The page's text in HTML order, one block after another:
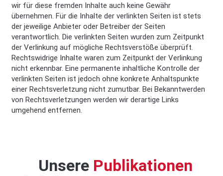
wir für diese fremden Inhalte auch keine Gewähr
übernehmen. Für die Inhalte der verlinkten Seiten ist stets
der jeweilige Anbieter oder Betreiber der Seiten
verantwortlich. Die verlinkten Seiten wurden zum Zeitpunkt
der Verlinkung auf mögliche Rechtsverstöße überprüft.
Rechtswidrige Inhalte waren zum Zeitpunkt der Verlinkung
nicht erkennbar. Eine permanente inhaltliche Kontrolle der
verlinkten Seiten ist jedoch ohne konkrete Anhaltspunkte
einer Rechtsverletzung nicht zumutbar. Bei Bekanntwerden
von Rechtsverletzungen werden wir derartige Links
umgehend entfernen.
Unsere Publikationen